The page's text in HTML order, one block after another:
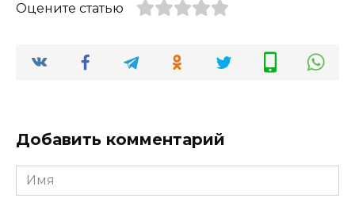
Оцените статью
Добавить комментарий
Имя
*